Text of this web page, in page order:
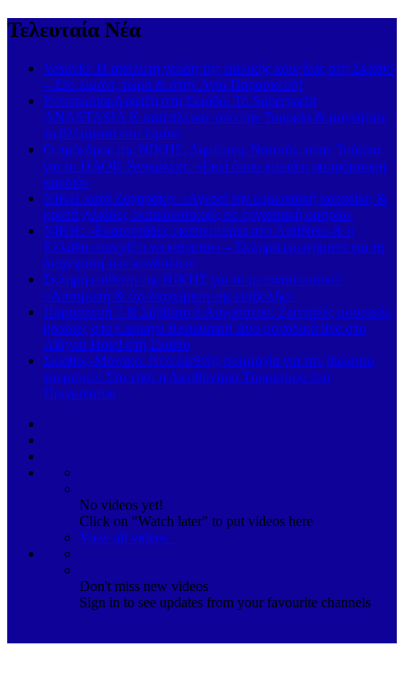
Τελευταία Νέα
Vesuvio: Η απόλυτη γεύση της ιταλικής κουζίνας στη Σκιάθο
– Στο λιμάνι, τώρα & στην Αγία Παρασκευή!
Εντυπωσιακή άφιξη στη Σκιάθο: Το Superyacht
ANASTASIA K κατέπλευσε από την Τουρκία & μαγνήτισε
τα βλέμματα στο λιμάνι
Ο πρόεδρος της ΝΙΚΗΣ, Δημήτρης Νατσιός, στην Τούμπα
για το ΠΑΟΚ-Άντερλεχτ: «Εκεί όπου χτυπά η ασπρόμαυρη
καρδιά»
ΝΙΚΗ κατά Ζαχαράκη: «Αγνοεί την ευρωπαϊκή καταδίκη &
κρατά χιλιάδες εκπαιδευτικούς σε εργασιακή ομηρία»
ΝΙΚΗ: «Εκατοντάδες εκατομμύρια στο AntiNero & η
Ελλάδα συνεχίζει να καίγεται» – Σκληρά ερωτήματα για τη
διαχείριση των κονδυλίων
Σκληρή επίθεση της ΝΙΚΗΣ για το μεταναστευτικό:
«Αποτροπή & όχι διαχείριση της εισβολής»
Παρασκευή 7 & Σάββατο 8 Αυγούστου: Ζωντανές μουσικές
βραδιές στο Carnayo Restaurant! Δύο μοναδικά live στο
Alkyon Hotel στη Σκιάθο
Σκιάθος-Μονακό: Νέα διεθνής συμμαχία για τον βιώσιμο
τουρισμό! Στο νησί η Διευθύντρια Τουρισμού του
Πριγκιπάτου
No videos yet!
Click on "Watch later" to put videos here
View all videos
Don't miss new videos
Sign in to see updates from your favourite channels